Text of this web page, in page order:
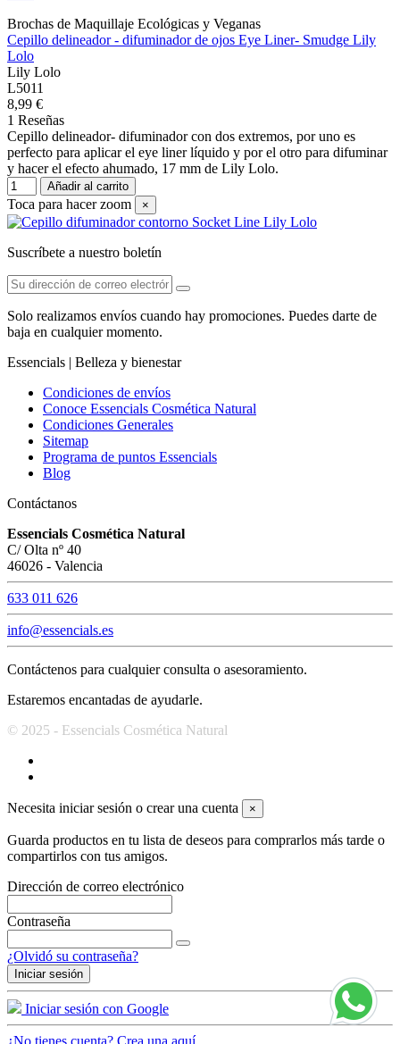
Brochas de Maquillaje Ecológicas y Veganas
Cepillo delineador - difuminador de ojos Eye Liner- Smudge Lily
Lolo
Lily Lolo
L5011
8,99 €
1 Reseñas
Cepillo delineador- difuminador con dos extremos, por uno es
perfecto para aplicar el eye liner líquido y por el otro para difuminar
y hacer el efecto ahumado, 17 mm de Lily Lolo.
Añadir al carrito
Toca para hacer zoom ×
Suscríbete a nuestro boletín
Solo realizamos envíos cuando hay promociones. Puedes darte de
baja en cualquier momento.
Essencials | Belleza y bienestar
Condiciones de envíos
Conoce Essencials Cosmética Natural
Condiciones Generales
Sitemap
Programa de puntos Essencials
Blog
Contáctanos
Essencials Cosmética Natural
C/ Olta nº 40
46026 - Valencia
633 011 626
info@essencials.es
Contáctenos para cualquier consulta o asesoramiento.
Estaremos encantadas de ayudarle.
© 2025 - Essencials Cosmética Natural
Necesita iniciar sesión o crear una cuenta ×
Guarda productos en tu lista de deseos para comprarlos más tarde o
compartirlos con tus amigos.
Dirección de correo electrónico
Contraseña
¿Olvidó su contraseña?
Iniciar sesión
Iniciar sesión con Google
¿No tienes cuenta? Crea una aquí